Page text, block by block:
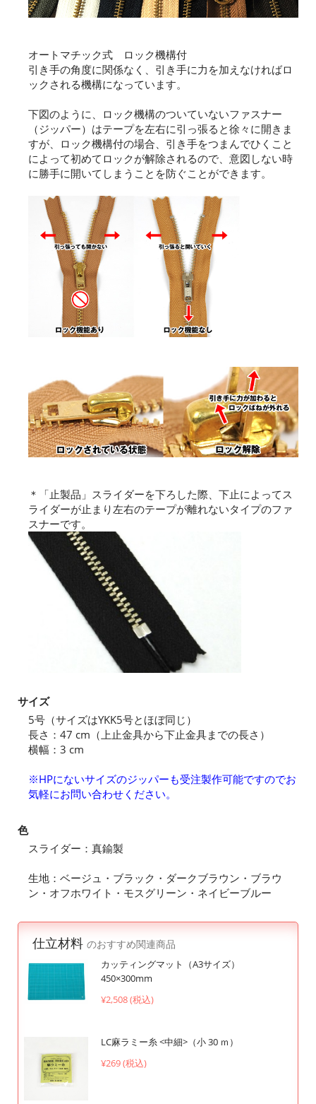
オートマチック式 ロック機構付
引き手の角度に関係なく、引き手に力を加えなければロ
ックされる機構になっています。
下図のように、ロック機構のついていないファスナー
（ジッパー）はテープを左右に引っ張ると徐々に開きま
すが、ロック機構付の場合、引き手をつまんでひくこと
によって初めてロックが解除されるので、意図しない時
に勝手に開いてしまうことを防ぐことができます。
＊「止製品」スライダーを下ろした際、下止によってス
ライダーが止まり左右のテープが離れないタイプのファ
スナーです。
サイズ
5号（サイズはYKK5号とほぼ同じ）
長さ：47 cm（上止金具から下止金具までの長さ）
横幅：3 cm
※HPにないサイズのジッパーも受注製作可能ですのでお
気軽にお問い合わせください。
色
スライダー：真鍮製
生地：ベージュ・ブラック・ダークブラウン・ブラウ
ン・オフホワイト・モスグリーン・ネイビーブルー
仕立材料 のおすすめ関連商品
カッティングマット（A3サイズ）
450×300mm
¥2,508 (税込)
LC麻ラミー糸 <中細>（小 30 ｍ）
¥269 (税込)